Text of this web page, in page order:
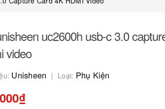
uc2600h usb-c 3.0
video
Unisheen Loại: Phụ Kiện